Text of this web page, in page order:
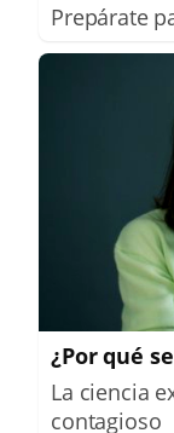
Prepárate
¿Por qué
La ciencia
contagioso